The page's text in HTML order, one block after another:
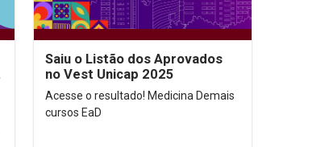
Saiu o Listão dos Aprovados
no Vest Unicap 2025
Acesse o resultado! Medicina Demais
cursos EaD